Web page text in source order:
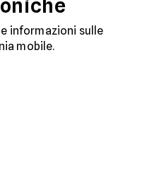
riconoscere i
pericolo e a usare gli
strumenti giusti per
bloccare finalmente
contatti
informazioni sulle
mobile.